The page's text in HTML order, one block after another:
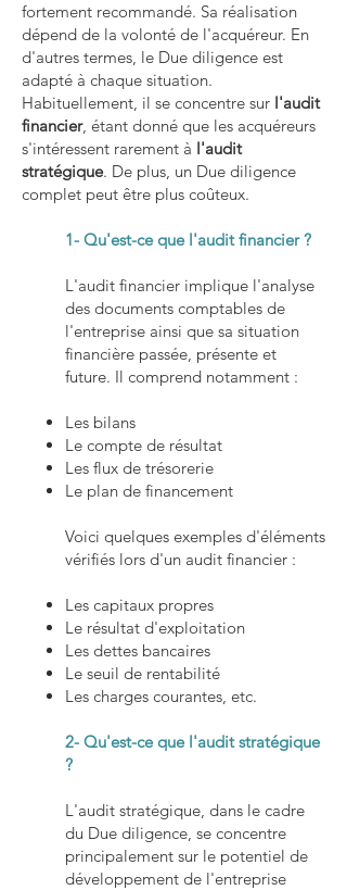
fortement recommandé. Sa réalisation
dépend de la volonté de l'acquéreur. En
d'autres termes, le Due diligence est
adapté à chaque situation.
Habituellement, il se concentre sur l'audit
financier, étant donné que les acquéreurs
s'intéressent rarement à l'audit
stratégique. De plus, un Due diligence
complet peut être plus coûteux.
1- Qu'est-ce que l'audit financier ?
L'audit financier implique l'analyse
des documents comptables de
l'entreprise ainsi que sa situation
financière passée, présente et
future. Il comprend notamment :
Les bilans
Le compte de résultat
Les flux de trésorerie
Le plan de financement
Voici quelques exemples d'éléments
vérifiés lors d'un audit financier :
Les capitaux propres
Le résultat d'exploitation
Les dettes bancaires
Le seuil de rentabilité
Les charges courantes, etc.
2- Qu'est-ce que l'audit stratégique
?
L'audit stratégique, dans le cadre
du Due diligence, se concentre
principalement sur le potentiel de
développement de l'entreprise